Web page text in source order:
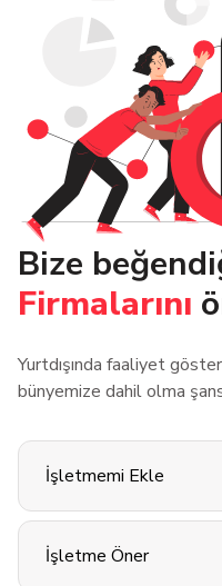
Bize
Firmalarını
Yurtdışında faaliyet
bünyemize dahil olma
İşletmemi Ekle
İşletme Öner